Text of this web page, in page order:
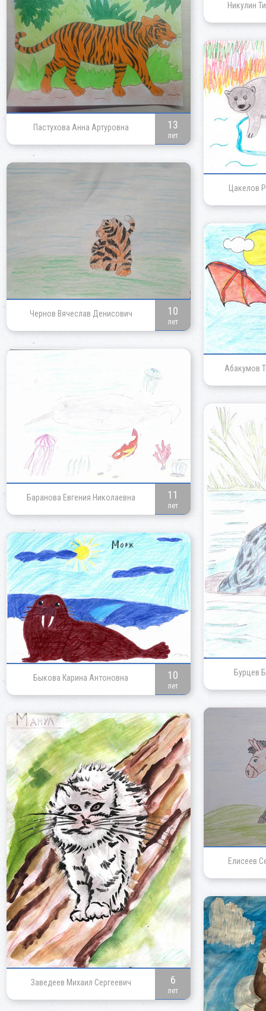
Никулин
Пастухова Анна Артуровна 13
лет
Цакелов
Чернов Вячеслав Денисович 10
лет
Абакумов
Баранова Евгения Николаевна 11
лет
Бурцев
Быкова Карина Антоновна 10
лет
Елисеев
Заведеев Михаил Сергеевич 6
лет